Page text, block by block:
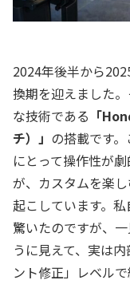
2024年後半から
換期を迎えました
な技術である 「
チ）」 の搭載です
にとって操作性が
が、カスタムを楽
起こしています。
驚いたのですが、
うに見えて、実は
ント修正」レベル